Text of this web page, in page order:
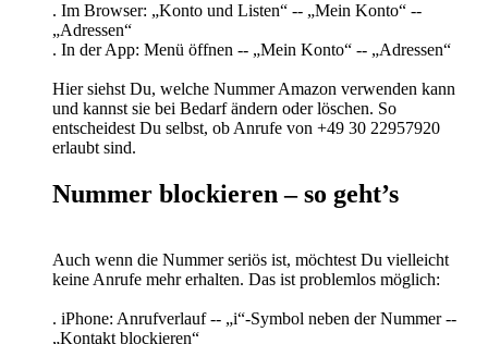
. Im Browser: „Konto und Listen“ -- „Mein Konto“ --
„Adressen“
. In der App: Menü öffnen -- „Mein Konto“ -- „Adressen“
Hier siehst Du, welche Nummer Amazon verwenden kann
und kannst sie bei Bedarf ändern oder löschen. So
entscheidest Du selbst, ob Anrufe von +49 30 22957920
erlaubt sind.
Nummer blockieren – so geht’s
Auch wenn die Nummer seriös ist, möchtest Du vielleicht
keine Anrufe mehr erhalten. Das ist problemlos möglich:
. iPhone: Anrufverlauf -- „i“-Symbol neben der Nummer --
„Kontakt blockieren“